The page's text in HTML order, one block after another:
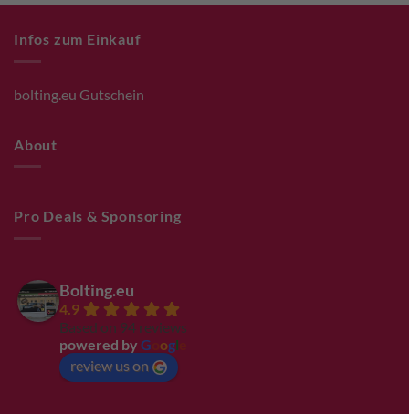
Infos zum Einkauf
bolting.eu Gutschein
About
Pro Deals & Sponsoring
Bolting.eu
4.9
Based on 94 reviews
powered by G ogl
review us on